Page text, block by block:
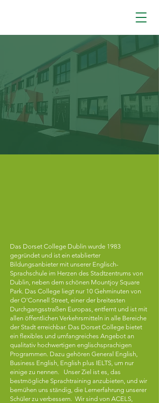
Das Dorset College Dublin wurde 1983
gegründet und ist ein etablierter
Bildungsanbieter mit unserer Englisch-
Sprachschule im Herzen des Stadtzentrums von
Dublin, neben dem schönen Mountjoy Square
Park. Das College liegt nur 10 Gehminuten von
der O'Connell Street, einer der breitesten
Durchgangsstraßen Europas, entfernt und ist mit
allen öffentlichen Verkehrsmitteln in alle Bereiche
der Stadt erreichbar. Das Dorset College bietet
ein flexibles und umfangreiches Angebot an
qualitativ hochwertigen englischsprachigen
Programmen. Dazu gehören General English,
Business English, English plus IELTS, um nur
einige zu nennen. Unser Ziel ist es, das
bestmögliche Sprachtraining anzubieten, und wir
bemühen uns ständig, die Lernerfahrung unserer
Schüler zu verbessern. Wir sind von ACELS,